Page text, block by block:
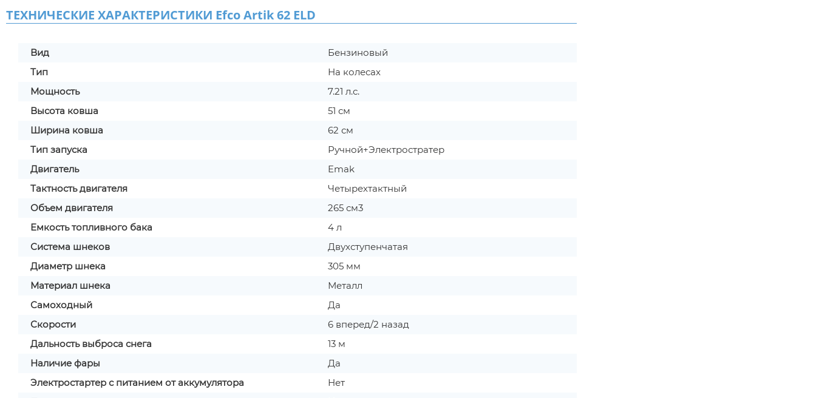
ТЕХНИЧЕСКИЕ ХАРАКТЕРИСТИКИ Efco Artik 62 ELD
Вид
Бензиновый
Тип
На колесах
Мощность
7.21 л.с.
Высота ковша
51 см
Ширина ковша
62 см
Тип запуска
Ручной+Электростратер
Двигатель
Emak
Тактность двигателя
Четырехтактный
Объем двигателя
265 см3
Емкость топливного бака
4 л
Система шнеков
Двухступенчатая
Диаметр шнека
305 мм
Материал шнека
Металл
Самоходный
Да
Скорости
6 вперед/2 назад
Дальность выброса снега
13 м
Наличие фары
Да
Электростартер с питанием от аккумулятора
Нет